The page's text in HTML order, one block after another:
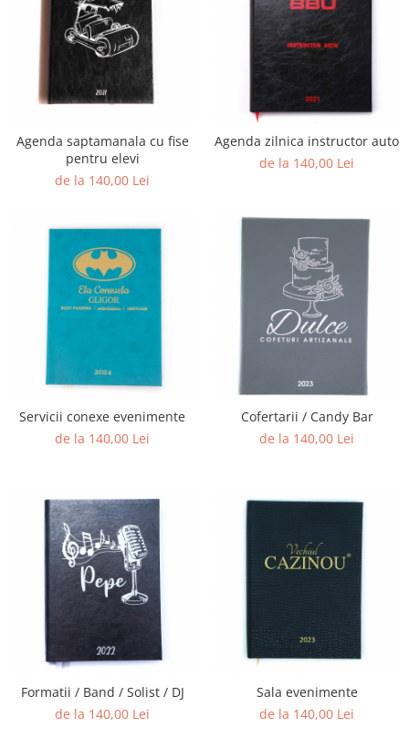
Agenda saptamanala cu fise
pentru elevi
de la 140,00 Lei
Agenda zilnica instructor auto
de la 140,00 Lei
Servicii conexe evenimente
de la 140,00 Lei
Cofertarii / Candy Bar
de la 140,00 Lei
Formatii / Band / Solist / DJ
de la 140,00 Lei
Sala evenimente
de la 140,00 Lei